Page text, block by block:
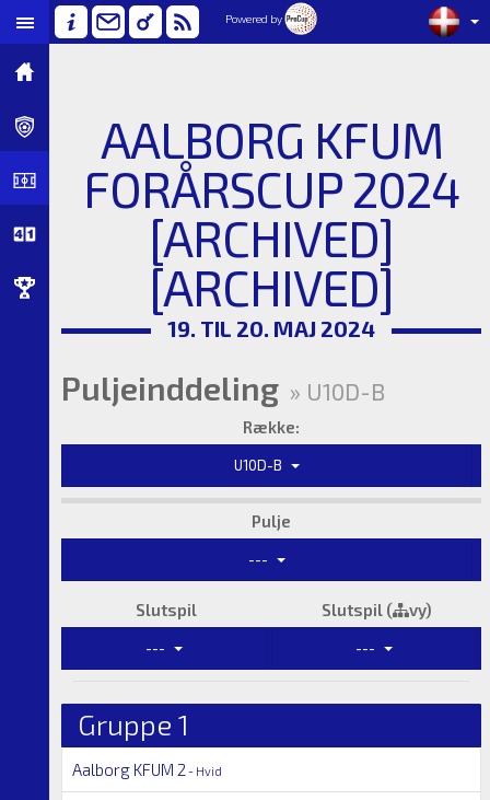
Powered by
AALBORG KFUM
FORÅRSCUP 2024
[ARCHIVED]
[ARCHIVED]
19. TIL 20. MAJ 2024
Puljeinddeling » U10D-B
Række:
U10D-B
Pulje
---
Slutspil Slutspil ( vy)
--- ---
Gruppe 1
Aalborg KFUM 2 - Hvid